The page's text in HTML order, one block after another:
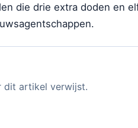
die drie extra doden en
dit artikel verwijst.